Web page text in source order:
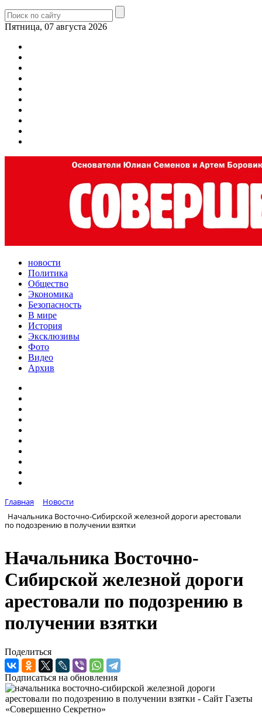
Пятница, 07 августа 2026
новости
Политика
Общество
Экономика
Безопасность
В мире
История
Эксклюзивы
Фото
Видео
Архив
Главная
Новости
Начальника Восточно-Сибирской железной дороги арестовали
по подозрению в получении взятки
Начальника Восточно-
Сибирской железной дороги
арестовали по подозрению в
получении взятки
Поделиться
Подписаться на обновления